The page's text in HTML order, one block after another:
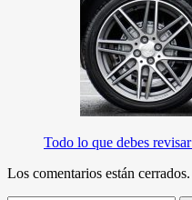
Todo lo que debes
Los comentarios están cerrados.